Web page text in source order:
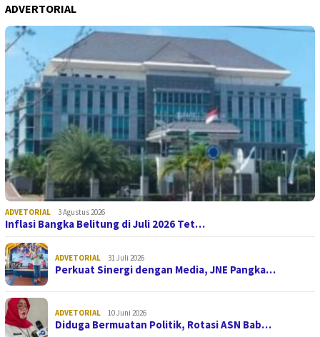
ADVERTORIAL
ADVETORIAL 3 Agustus 2026
Inflasi Bangka Belitung di Juli 2026 Tet…
ADVETORIAL 31 Juli 2026
Perkuat Sinergi dengan Media, JNE Pangka…
ADVETORIAL 10 Juni 2026
Diduga Bermuatan Politik, Rotasi ASN Bab…